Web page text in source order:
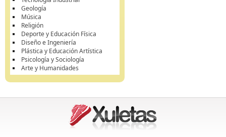
Geología
Música
Religión
Deporte y Educación Física
Diseño e Ingeniería
Plástica y Educación Artística
Psicología y Sociología
Arte y Humanidades